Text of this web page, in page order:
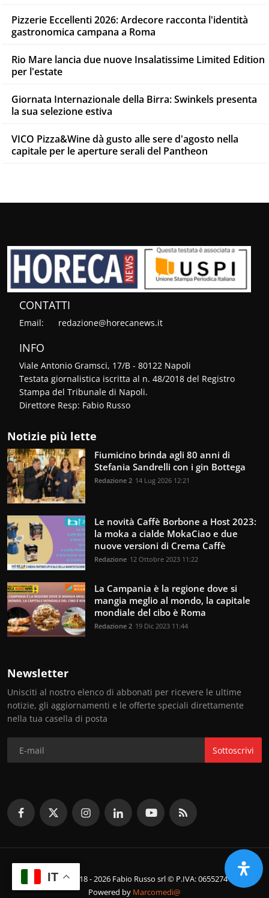
Pizzerie Eccellenti 2026: Ardecore racconta l'identità
gastronomica campana a Roma
Rio Mare lancia due nuove Insalatissime Limited Edition
per l'estate
Giornata Internazionale della Birra: Swinkels presenta
la sua selezione estiva
VICO Pizza&Wine dà gusto alle sere d'agosto nella
capitale per le aperture serali del Pantheon
CONTATTI
Email: redazione@horecanews.it
INFO
Viale Antonio Gramsci, 17/B - 80122 Napoli
Testata giornalistica iscritta al n. 48/2018 del Registro
Stampa del Tribunale di Napoli.
Direttore Resp: Fabio Russo
Notizie più lette
Fiumicino brinda agli 80 anni di
Stefania Sandrelli con i gin Bottega
Redazione 2 14 Lug 2026 12:21
Le novità Caffè Borbone a Host 2023:
la moka a cialde MokaCiao e due
nuove versioni di Crema Caffè
Redazione 12 Ottobre 2023 11:22
La Campania è la regione dove si
mangia meglio al mondo, la capitale
mondiale del cibo è Roma
Redazione 2 19 Dic 2023 11:44
Newsletter
Unisciti al nostro elenco di abbonati per ricevere le ultime
notizie, gli aggiornamenti e le offerte speciali direttamente
nella tua casella di posta
Sottoscrivi
© Copyright 2018 - 2026 Fabio Russo srl © P.IVA: 06552741214
Powered by Marcomedi@
IT